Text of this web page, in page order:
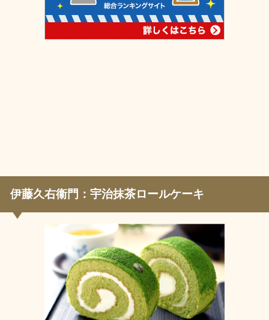
伊藤久右衞門：宇治抹茶ロールケーキ